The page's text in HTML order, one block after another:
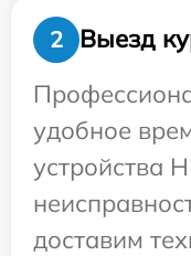
2
Выезд
удобное
устройства
доставим